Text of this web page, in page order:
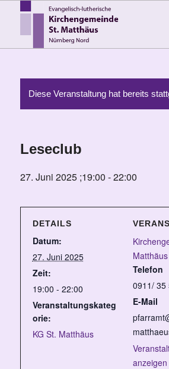
Diese Veranstaltung hat bereits
Leseclub
27. Juni 2025 ;19:00 -22:00
DETAILS
Datum:
27. Juni 2025
Zeit:
19:00 - 22:00
Veranstaltungskateg
orie:
KG St. Matthäus
Matthäus
Telefon
0911/ 35
E-Mail
anzeigen